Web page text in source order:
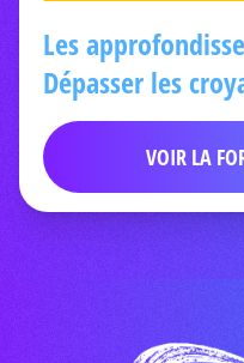
Les
Dépasser les
VOIR LA